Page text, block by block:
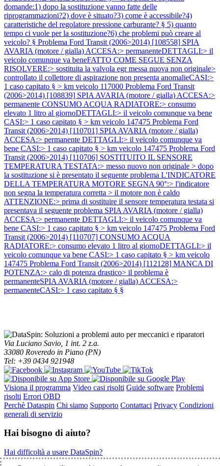
domande:1) dopo la sostituzione vanno fatte delle
riprogrammazioni?2) dove è situato?3) come è accessibile?4)
caratteristiche del regolatore pressione carburante? § 5) quanto
tempo ci vuole per la sostituzione?6) che problemi può creare al
veicolo? § Problema Ford Transit (2006>2014) [108558] SPIA
AVARIA (motore / gialla) ACCESA:> permanenteDETTAGLI:> il
veicolo comunque va beneFATTO COME SEGUE SENZA
RISOLVERE:> sostituita la valvola egr messa nuova non originale>
controllato il collettore di aspirazione non presenta anomalieCASI:>
1 caso capitato § > km veicolo 117000 Problema Ford Transit
(2006>2014) [108839] SPIA AVARIA (motore / gialla) ACCESA:>
permanente CONSUMO ACQUA RADIATORE:> consumo
elevato 1 litro al giornoDETTAGLI:> il veicolo comunque va bene
CASI:> 1 caso capitato § > km veicolo 147475 Problema Ford
Transit (2006>2014) [110701] SPIA AVARIA (motore / gialla)
ACCESA:> permanente DETTAGLI:> il veicolo comunque va
bene CASI:> 1 caso capitato § > km veicolo 147475 Problema Ford
Transit (2006>2014) [110706] SOSTITUITO IL SENSORE
TEMPERATURA TESTATA:> messo nuovo non originale > dopo
la sostituzione si è presentato il seguente problema L'INDICATORE
DELLA TEMPERATURA MOTORE SEGNA 90°:> l'indicatore
non segna la temperatura corretta > il motore non è caldo
ATTENZIONE:> prima di sostituire il sensore temperatura testata si
presentava il seguente problema SPIA AVARIA (motore / gialla)
ACCESA:> permanente DETTAGLI:> il veicolo comunque va
bene CASI:> 1 caso capitato § > km veicolo 147475 Problema Ford
Transit (2006>2014) [110707] CONSUMO ACQUA
RADIATORE:> consumo elevato 1 litro al giornoDETTAGLI:> il
veicolo comunque va bene CASI:> 1 caso capitato § > km veicolo
147475 Problema Ford Transit (2006>2014) [112128] MANCA DI
POTENZA:> calo di potenza drastico> il problema è
permanenteSPIA AVARIA (motore / gialla) ACCESA:>
permanenteCASI:> 1 caso capitato § §
Via Luciano Savio, 1 int. 2 z.a.
33080 Roveredo in Piano (PN)
Tel: +39 0434 921948
Visiona il programma Video casi risolti Guide software Problemi
risolti Errori OBD
Perchè Dataspin Chi siamo Supporto Contattaci Privacy Condizioni
generali di servizio
Hai bisogno di aiuto?
Hai difficoltà a usare DataSpin?
Clicca per la teleassistenza!